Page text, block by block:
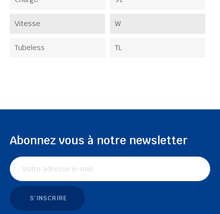
Vitesse W
Tubeless TL
Abonnez vous à notre newsletter
S'INSCRIRE